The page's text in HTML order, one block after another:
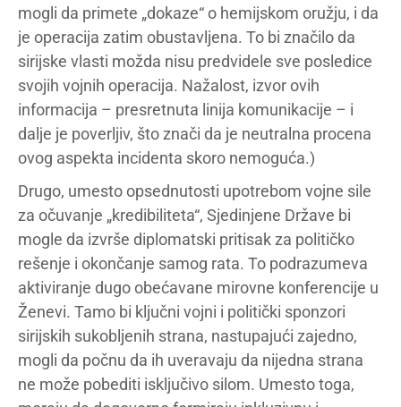
mogli da primete „dokaze“ o hemijskom oružju, i da
je operacija zatim obustavljena. To bi značilo da
sirijske vlasti možda nisu predvidele sve posledice
svojih vojnih operacija. Nažalost, izvor ovih
informacija – presretnuta linija komunikacije – i
dalje je poverljiv, što znači da je neutralna procena
ovog aspekta incidenta skoro nemoguća.)
Drugo, umesto opsednutosti upotrebom vojne sile
za očuvanje „kredibiliteta“, Sjedinjene Države bi
mogle da izvrše diplomatski pritisak za političko
rešenje i okončanje samog rata. To podrazumeva
aktiviranje dugo obećavane mirovne konferencije u
Ženevi. Tamo bi ključni vojni i politički sponzori
sirijskih sukobljenih strana, nastupajući zajedno,
mogli da počnu da ih uveravaju da nijedna strana
ne može pobediti isključivo silom. Umesto toga,